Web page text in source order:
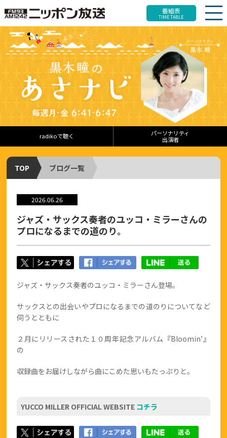
番組表
TIME TABLE
radikoで聴く
パーソナリティ
出演者
TOP ブログ一覧
2026.06.26
ジャズ・サックス奏者のユッコ・ミラーさんの
プロになるまでの道のり。
ジャズ・サックス奏者のユッコ・ミラーさん登場。
サックスとの出会いやプロになるまでの道のりについてなど
伺うとともに
２月にリリースされた１０周年記念アルバム『Bloomin’』
の
収録曲をお届けしながら曲にこめた思いもたっぷりと。
YUCCO MILLER OFFICIAL WEBSITE コチラ